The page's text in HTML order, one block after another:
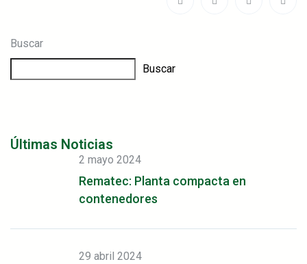
Buscar
Buscar
Últimas Noticias
2 mayo 2024
Rematec: Planta compacta en
contenedores
29 abril 2024